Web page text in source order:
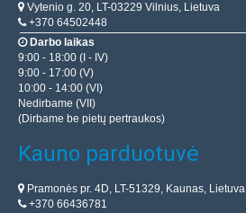
Vytenio g. 20, LT-03229 Vilnius, Lietuva
+370 64502448
Darbo laikas
9:00 - 18:00 (I - IV)
9:00 - 17:00 (V)
10:00 - 14:00 (VI)
Nedirbame (VII)
(Dirbame be pietų pertraukos)
Kauno parduotuvė
Pramonės pr. 4D, LT-51329, Kaunas, Lietuva
+370 66436781